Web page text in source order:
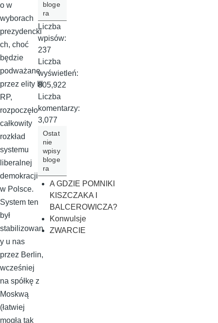
o w
wyborach
prezydencki
ch, choć
będzie
podważane
przez elity III
RP,
rozpoczęło
całkowity
rozkład
systemu
liberalnej
demokracji
w Polsce.
System ten
był
stabilizowan
y u nas
przez Berlin,
wcześniej
na spółkę z
Moskwą
(łatwiej
mogła tak
bloge
ra
Liczba
wpisów:
237
Liczba
wyświetleń:
805,922
Liczba
komentarzy:
3,077
Ostat
nie
wpisy
bloge
ra
A GDZIE POMNIKI
KISZCZAKA I
BALCEROWICZA?
Konwulsje
ZWARCIE